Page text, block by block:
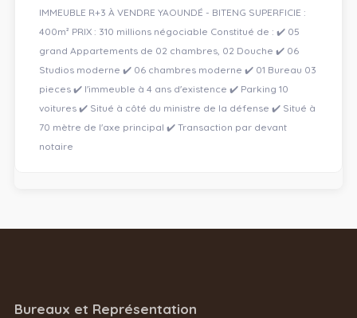
IMMEUBLE R+3 À VENDRE YAOUNDÉ - BITENG SUPERFICIE :
400m² PRIX : 310 millions négociable Constitué de : ✔️ 05
grand Appartements de 02 chambres, 02 Douche ✔️ 06
Studios moderne ✔️ 06 chambres moderne ✔️ 01 Bureau 03
pieces ✔️ l'immeuble à 4 ans d'existence ✔️ Parking 10
voitures ✔️ Situé à côté du ministre de la défense ✔️ Situé à
70 mètre de l'axe principal ✔️ Transaction par devant
notaire
Bureaux et Représentation